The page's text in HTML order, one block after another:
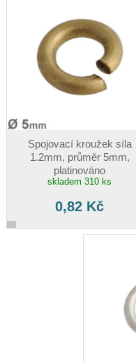
Spojovací kroužek síla
1.2mm, průměr 5mm,
platinováno
skladem 310 ks
0,82 Kč